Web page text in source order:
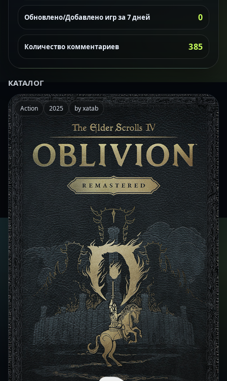
Обновлено/Добавлено игр за 7 дней 0
Количество комментариев 385
КАТАЛОГ
Action 2025 by xatab